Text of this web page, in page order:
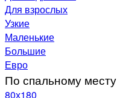
Для взрослых
Узкие
Маленькие
Большие
Евро
По спальному месту
80х180